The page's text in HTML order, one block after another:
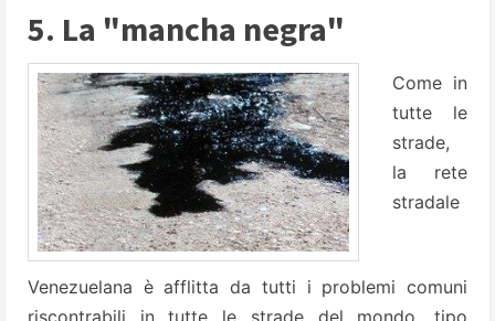
5. La "mancha negra"
Come in
tutte le
strade,
la rete
stradale
Venezuelana è afflitta da tutti i problemi comuni
riscontrabili in tutte le strade del mondo, tipo